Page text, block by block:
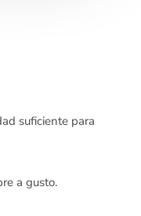
suficiente para
a gusto.